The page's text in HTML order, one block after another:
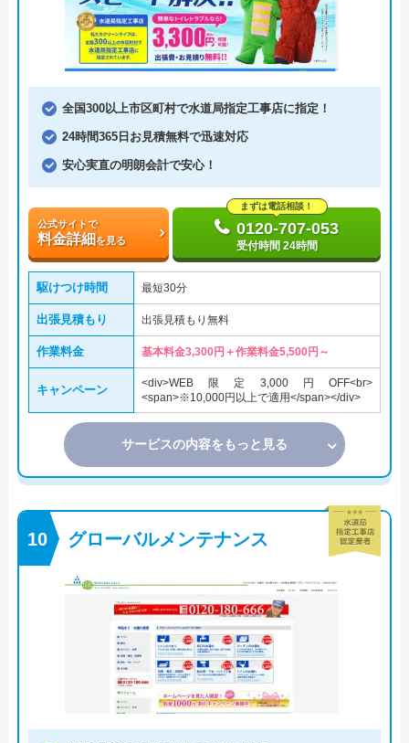
全国300以上市区町村で水道局指定工事店に指定！
24時間365日お見積無料で迅速対応
安心実直の明朗会計で安心！
公式サイトで
料金詳細を見る
まずは電話相談！
0120-707-053
受付時間 24時間
駆けつけ時間 最短30分
出張見積もり 出張見積もり無料
作業料金 基本料金3,300円＋作業料金5,500円～
キャンペーン
<div>WEB限定3,000円OFF<br>
<span>※10,000円以上で適用</span></div>
サービスの内容をもっと見る
グローバルメンテナンス